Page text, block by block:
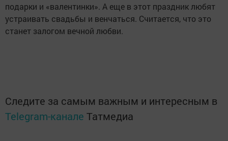
подарки и «валентинки». А еще в этот праздник любят
устраивать свадьбы и венчаться. Считается, что это
станет залогом вечной любви.
Следите за самым важным и интересным в
Telegram-канале Татмедиа